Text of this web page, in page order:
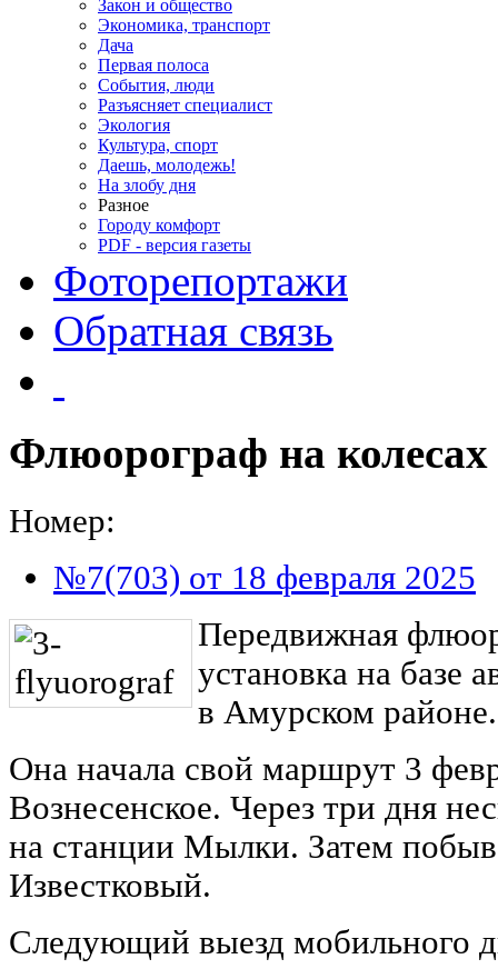
Закон и общество
Экономика, транспорт
Дача
Первая полоса
События, люди
Разъясняет специалист
Экология
Культура, спорт
Даешь, молодежь!
На злобу дня
Разное
Городу комфорт
PDF - версия газеты
Фоторепортажи
Обратная связь
Флюорограф на колесах
Номер:
№7(703) от 18 февраля 2025
Передвижная
установка на базе
в Амурском районе.
Она начала свой маршрут 3
Вознесенское. Через три дня
на станции Мылки. Затем
Известковый.
Следующий выезд мобильного